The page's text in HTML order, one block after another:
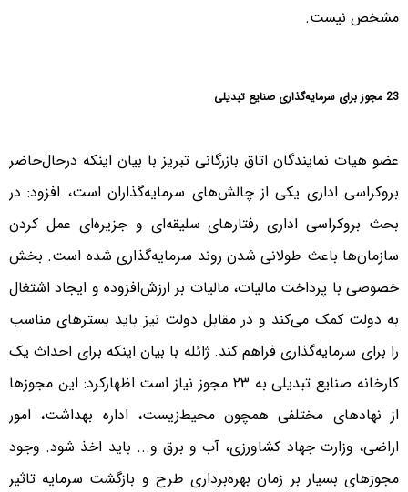
مشخص نیست.
23 مجوز برای سرمایه‌گذاری صنایع تبدیلی
عضو هیات نمایندگان اتاق بازرگانی تبریز با بیان اینکه درحال‌حاضر
بروکراسی اداری یکی از چالش‌های سرمایه‌گذاران است، افزود: در
بحث بروکراسی اداری رفتارهای سلیقه‌ای و جزیره‌ای عمل کردن
سازمان‌ها باعث طولانی شدن روند سرمایه‌گذاری شده است. بخش
خصوصی با پرداخت مالیات، مالیات بر ارزش‌افزوده و ایجاد اشتغال
به دولت کمک می‌کند و در مقابل دولت نیز باید بسترهای مناسب
را برای سرمایه‌گذاری فراهم کند. ژائله با بیان اینکه برای احداث یک
کارخانه صنایع تبدیلی به ۲۳ مجوز نیاز است اظهارکرد: این مجوزها
از نهادهای مختلفی همچون محیط‌زیست، اداره بهداشت، امور
اراضی، وزارت جهاد کشاورزی، آب و برق و... باید اخذ شود. وجود
مجوزهای بسیار بر زمان بهره‌برداری طرح و بازگشت سرمایه تاثیر